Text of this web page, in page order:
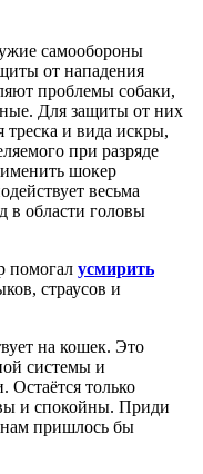
самообороны
от нападения
проблемы собаки,
Для защиты от них
треска и вида искры,
при разряде
шокер
весьма
в области головы
помогал усмирить
страусов и
на кошек. Это
системы и
Остаётся только
и спокойны. Приди
нам пришлось бы